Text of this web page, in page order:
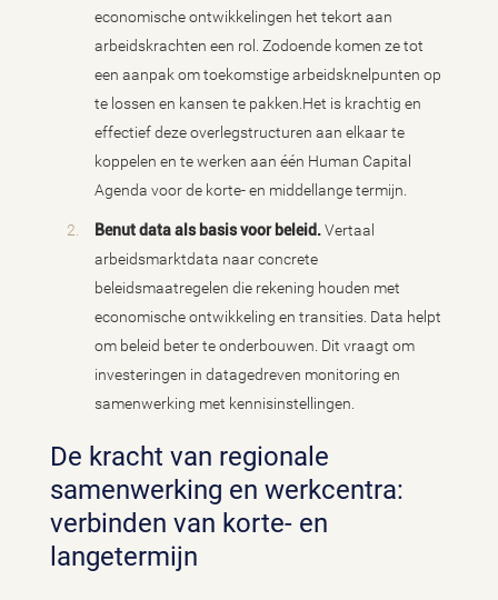
economische ontwikkelingen het tekort aan
arbeidskrachten een rol. Zodoende komen ze tot
een aanpak om toekomstige arbeidsknelpunten op
te lossen en kansen te pakken.Het is krachtig en
effectief deze overlegstructuren aan elkaar te
koppelen en te werken aan één Human Capital
Agenda voor de korte- en middellange termijn.
Benut data als basis voor beleid.Vertaal
arbeidsmarktdata naar concrete
beleidsmaatregelen die rekening houden met
economische ontwikkeling en transities. Data helpt
om beleid beter te onderbouwen. Dit vraagt om
investeringen in datagedreven monitoring en
samenwerking met kennisinstellingen.
De kracht van regionale
samenwerking en werkcentra:
verbinden van korte- en
langetermijn